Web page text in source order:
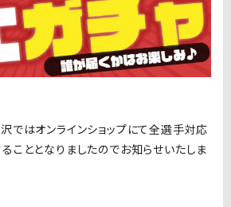
ではオンラインショップにて全選手対応
こととなりましたのでお知らせいたしま